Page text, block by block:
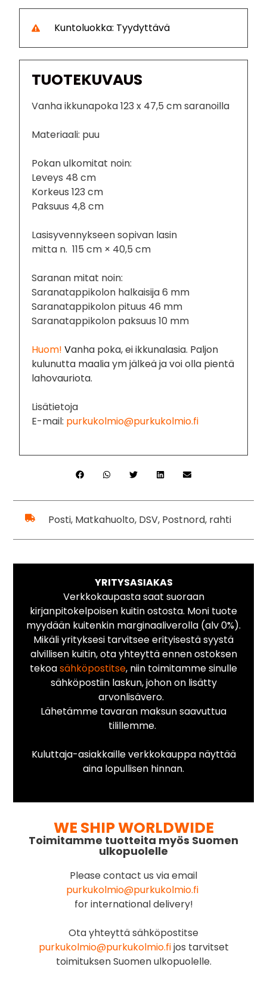
Kuntoluokka: Tyydyttävä
TUOTEKUVAUS
Vanha ikkunapoka 123 x 47,5 cm saranoilla
Materiaali: puu
Pokan ulkomitat noin:
Leveys 48 cm
Korkeus 123 cm
Paksuus 4,8 cm
Lasisyvennykseen sopivan lasin
mitta n. 115 cm × 40,5 cm
Saranan mitat noin:
Saranatappikolon halkaisija 6 mm
Saranatappikolon pituus 46 mm
Saranatappikolon paksuus 10 mm
Huom!Vanha poka, ei ikkunalasia. Paljon
kulunutta maalia ym jälkeä ja voi olla pientä
lahovauriota.
Lisätietoja
E-mail: purkukolmio@purkukolmio.fi
Posti, Matkahuolto, DSV, Postnord, rahti
YRITYSASIAKAS
Verkkokaupasta saat suoraan
kirjanpitokelpoisen kuitin ostosta. Moni tuote
myydään kuitenkin marginaaliverolla (alv 0%).
Mikäli yrityksesi tarvitsee erityisestä syystä
alvillisen kuitin, ota yhteyttä ennen ostoksen
tekoasähköpostitse, niin toimitamme sinulle
sähköpostiin laskun, johon on lisätty
arvonlisävero.
Lähetämme tavaran maksun saavuttua
tilillemme.
Kuluttaja-asiakkaille verkkokauppa näyttää
aina lopullisen hinnan.
WE SHIP WORLDWIDE
Toimitamme tuotteita myös Suomen
ulkopuolelle
Please contact us via email
purkukolmio@purkukolmio.fi
for international delivery!
Ota yhteyttä sähköpostitse
purkukolmio@purkukolmio.fijos tarvitset
toimituksen Suomen ulkopuolelle.